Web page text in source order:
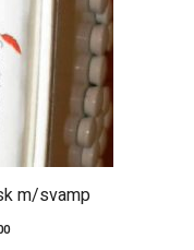
m/svamp